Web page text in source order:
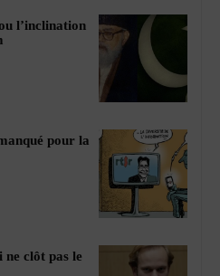
l’inclination
pour la
clôt pas le